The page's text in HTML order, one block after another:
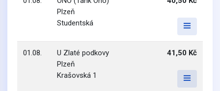
Plzeň
Studentská
01.08.
U Zlaté podkovy
Plzeň
Krašovská 1
41,50 Kč